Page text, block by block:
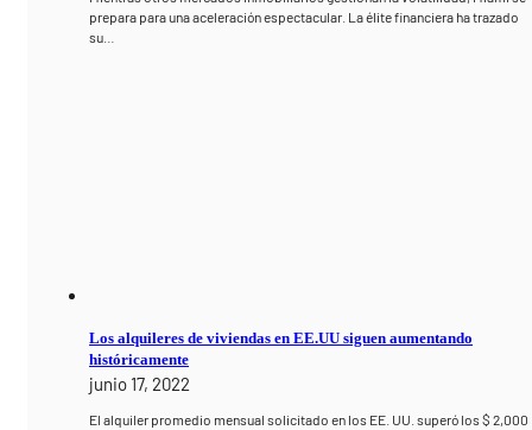
prepara para una aceleración espectacular. La élite financiera ha trazado
su…
Los alquileres de viviendas en EE.UU siguen aumentando
históricamente
junio 17, 2022
El alquiler promedio mensual solicitado en los EE. UU. superó los $ 2,000